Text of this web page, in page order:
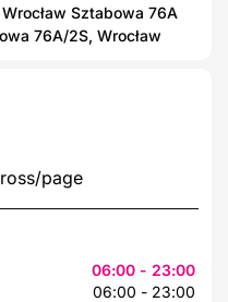
Sztabowa 76A
76A/2S, Wrocław
06:00 - 23:00
06:00 - 23:00
page